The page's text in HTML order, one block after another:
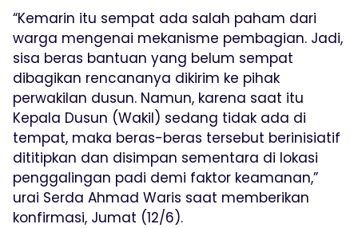
“Kemarin itu sempat ada salah paham dari
warga mengenai mekanisme pembagian. Jadi,
sisa beras bantuan yang belum sempat
dibagikan rencananya dikirim ke pihak
perwakilan dusun. Namun, karena saat itu
Kepala Dusun (Wakil) sedang tidak ada di
tempat, maka beras-beras tersebut berinisiatif
dititipkan dan disimpan sementara di lokasi
penggalingan padi demi faktor keamanan,”
urai Serda Ahmad Waris saat memberikan
konfirmasi, Jumat (12/6).